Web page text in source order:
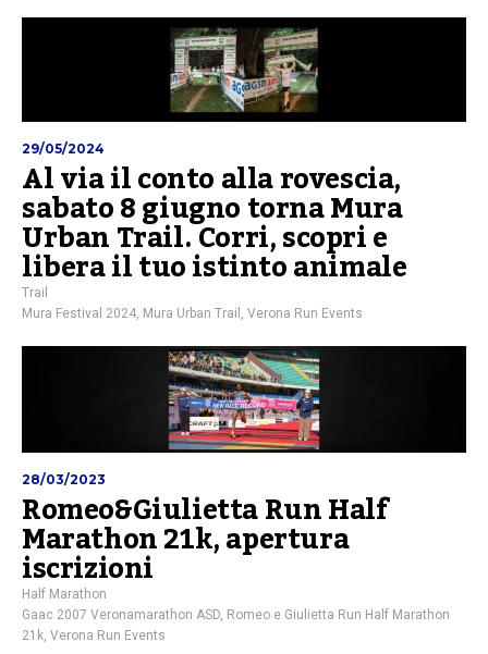
29/05/2024
Al via il conto alla rovescia,
sabato 8 giugno torna Mura
Urban Trail. Corri, scopri e
libera il tuo istinto animale
Trail
Mura Festival 2024, Mura Urban Trail , Verona Run Events
28/03/2023
Romeo&Giulietta Run Half
Marathon 21k, apertura
iscrizioni
Half Marathon
Gaac 2007 Veronamarathon ASD Romeo e Giulietta Run Half Marathon
21k Verona Run Events